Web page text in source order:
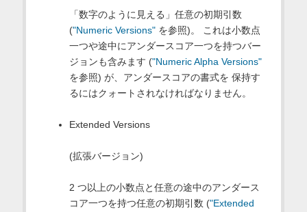
「数字のように見える」任意の初期引数
("Numeric Versions"を参照)。 これは小数点
一つや途中にアンダースコア一つを持つバー
ジョンも含みます ("Numeric Alpha Versions"
を参照) が、アンダースコアの書式を 保持す
るにはクォートされなければなりません。
Extended Versions
(拡張バージョン)
2 つ以上の小数点と任意の途中のアンダース
コア一つを持つ任意の初期引数 ("Extended